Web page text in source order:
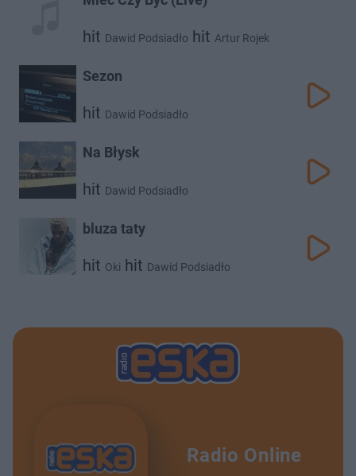
hit Dawid Podsiadło hit Artur Rojek
Sezon
hit Dawid Podsiadło
Na Błysk
hit Dawid Podsiadło
bluza taty
hit Oki hit Dawid Podsiadło
Radio Online